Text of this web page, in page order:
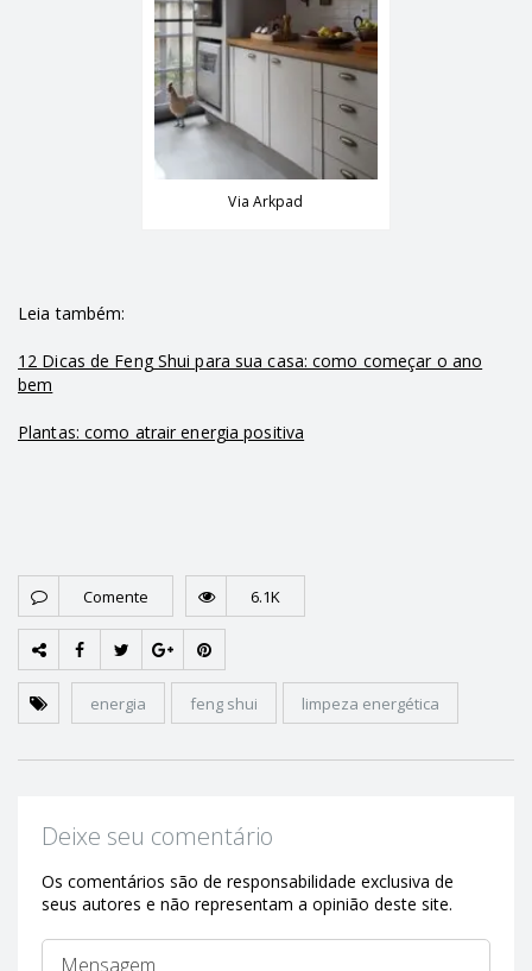
Via Arkpad
Leia também:
12 Dicas de Feng Shui para sua casa: como começar o ano
bem
Plantas: como atrair energia positiva
Comente 6.1K
energia feng shui limpeza energética
Deixe seu comentário
Os comentários são de responsabilidade exclusiva de
seus autores e não representam a opinião deste site.